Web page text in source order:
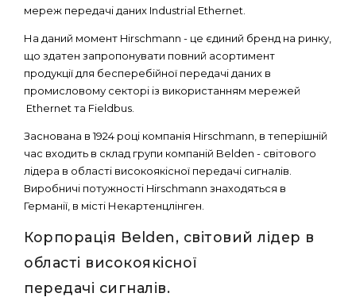
мереж передачі даних Industrial Ethernet.
На даний момент Hirschmann - це єдиний бренд на ринку,
що здатен запропонувати повний асортимент
продукції для бесперебійної передачі даних в
промисловому секторі із використанням мережей
Ethernet та Fieldbus.
Заснована в 1924 році компанія Hirschmann, в теперішній
час входить в склад групи компаній Belden - світового
лідера в області високоякісної передачі сигналів.
Виробничі потужності Hirschmann знаходяться в
Германії, в місті Некартенцлінген.
Корпорація Belden, світовий лідер в
області високоякісної
передачі сигналів.